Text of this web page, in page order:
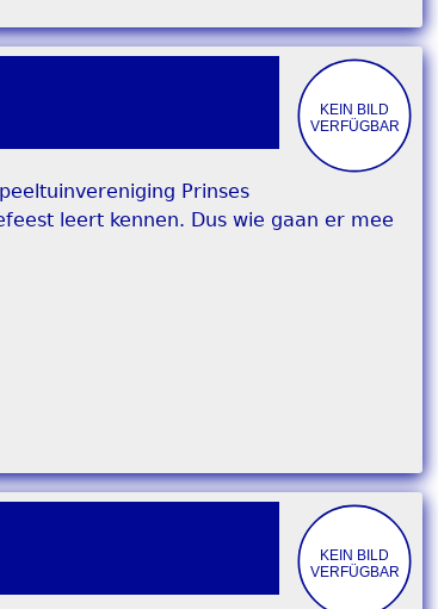
Prinses
leert kennen. Dus wie gaan er mee
u